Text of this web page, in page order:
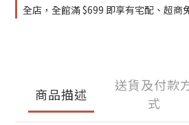
全店，全館滿 $699 即享有宅配、超商
商品描述
送貨及付款
式